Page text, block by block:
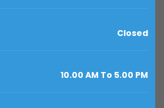
Closed
10.00 AM To 5.00 PM